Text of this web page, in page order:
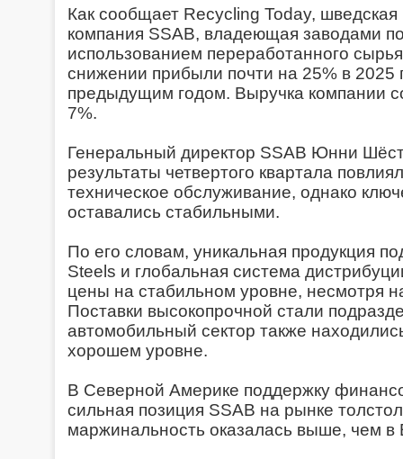
Как сообщает Recycling Today, шведская
компания SSAB, владеющая заводами
использованием переработанного
снижении прибыли почти на 25% в 2025
предыдущим годом. Выручка компании
7%.
Генеральный директор SSAB Юнни
результаты четвертого квартала
техническое обслуживание, однако
оставались стабильными.
По его словам, уникальная продукция
Steels и глобальная система
цены на стабильном уровне, несмотря
Поставки высокопрочной стали
автомобильный сектор также
хорошем уровне.
В Северной Америке поддержку
сильная позиция SSAB на рынке
маржинальность оказалась выше, чем в